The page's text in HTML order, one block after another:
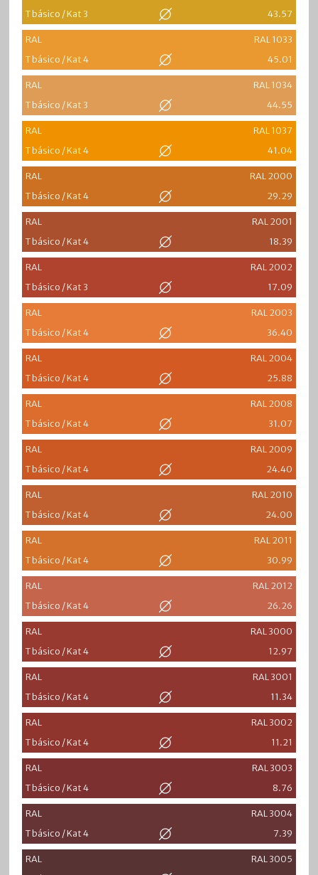
T básico / Kat 3
43.57
RAL
RAL 1033
T básico / Kat 4
45.01
RAL
RAL 1034
T básico / Kat 3
44.55
RAL
RAL 1037
T básico / Kat 4
41.04
RAL
RAL 2000
T básico / Kat 4
29.29
RAL
RAL 2001
T básico / Kat 4
18.39
RAL
RAL 2002
T básico / Kat 3
17.09
RAL
RAL 2003
T básico / Kat 4
36.40
RAL
RAL 2004
T básico / Kat 4
25.88
RAL
RAL 2008
T básico / Kat 4
31.07
RAL
RAL 2009
T básico / Kat 4
24.40
RAL
RAL 2010
T básico / Kat 4
24.00
RAL
RAL 2011
T básico / Kat 4
30.99
RAL
RAL 2012
T básico / Kat 4
26.26
RAL
RAL 3000
T básico / Kat 4
12.97
RAL
RAL 3001
T básico / Kat 4
11.34
RAL
RAL 3002
T básico / Kat 4
11.21
RAL
RAL 3003
T básico / Kat 4
8.76
RAL
RAL 3004
T básico / Kat 4
7.39
RAL
RAL 3005